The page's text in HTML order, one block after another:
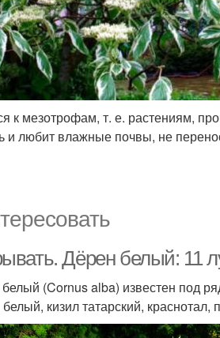
к мезотрофам, т. е. растениям,
и любит влажные почвы, не
Дёрен белый: 11
(Cornus alba) известен под
кизил татарский,